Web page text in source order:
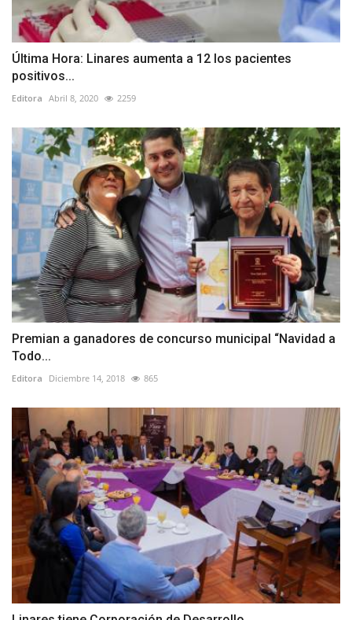
Última Hora: Linares aumenta a 12 los pacientes
positivos...
Editora Abril 8, 2020 2259
Premian a ganadores de concurso municipal “Navidad a
Todo...
Editora Diciembre 14, 2018 865